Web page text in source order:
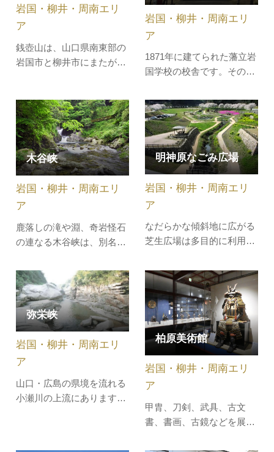
並んだ構成となっていま
す。全国的にも…
現在に残さ…
銭壺山は、山口県南東部の
岩国市と柳井市にまたがる
たという伝説が残されてい
ます。山頂からは、瀬戸内
海の島々をはじめ、天気の
いい日は四国の山々や九州
の国東半島まで見渡せま
少年自然の…
岩国・柳井・周南エリ
ア
1871年に建てられた藩立岩
国学校の校舎です。その
り、宇野千代も通っていま
した。この校舎では、東芝
の創始者・藤岡市助や小説
家・国木田独歩なども学ん
でいます。現在は、教育資
料館として活用され、当時
の教科書類、児童の作文・
詩集・感想文…
岩国・柳井・周南エリ
ア
木谷峡
鹿落しの滝や淵、奇岩怪石
の連なる木谷峡は、別名も
の紅葉の名所です。白いし
ぶきをあげて流れる木谷川
と、渓谷を覆うように色づ
く両岸のもみじのコントラ
ストが大変美しい場所で
す。
岩国・柳井・周南エリ
ア
明神原なごみ広場
なだらかな傾斜地に広がる
芝生広場は多目的に利用で
きる広場には炊飯棟が整備
されており、自然の沢を整
備した水路、水車と遊歩
道、炭焼き小屋などが配置
された心なごむ憩いの空間
です。公園内をゆったりと
散策することができます。
春の桜、斜…
岩国・柳井・周南エリ
ア
弥栄峡
山口・広島の県境を流れる
小瀬川の上流にあります。
岩国・柳井・周南エリ
ア
柏原美術館
甲胄、刀剣、武具、古文
書、書画、古鏡などを展示
岩国・柳井・周南エリ
ア